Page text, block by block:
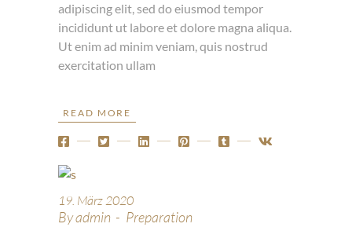
adipiscing elit, sed do eiusmod tempor
incididunt ut labore et dolore magna aliqua.
Ut enim ad minim veniam, quis nostrud
exercitation ullam
READ MORE
19. März 2020
Byadmin Preparation